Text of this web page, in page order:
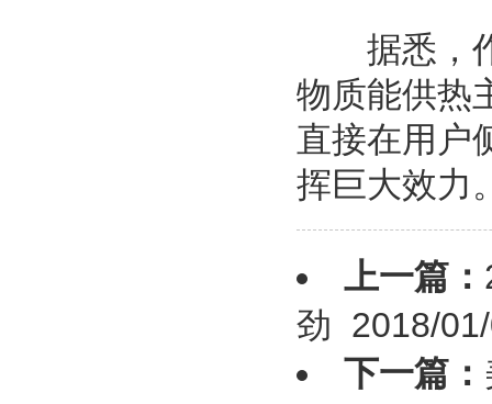
据悉，作
物质能供热
直接在用户
挥巨大效力
上一篇：
劲 2018/
下一篇：